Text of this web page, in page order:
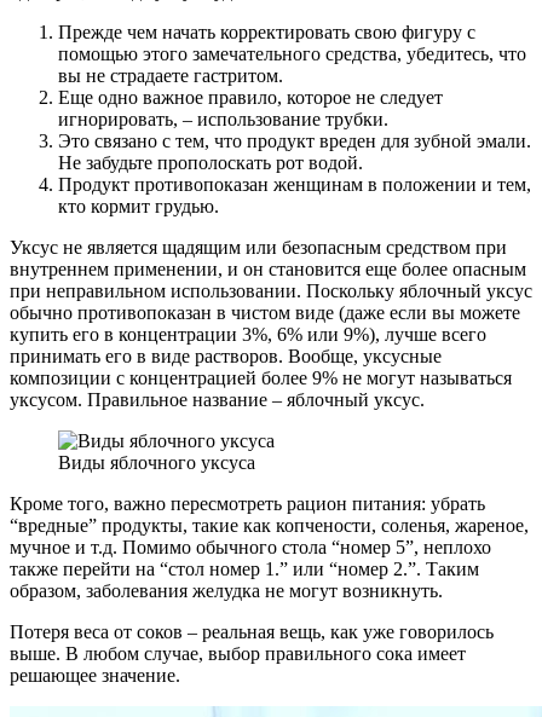
Прежде чем начать корректировать свою фигуру с
помощью этого замечательного средства, убедитесь, что
вы не страдаете гастритом.
Еще одно важное правило, которое не следует
игнорировать, – использование трубки.
Это связано с тем, что продукт вреден для зубной эмали.
Не забудьте прополоскать рот водой.
Продукт противопоказан женщинам в положении и тем,
кто кормит грудью.
Уксус не является щадящим или безопасным средством при
внутреннем применении, и он становится еще более опасным
при неправильном использовании. Поскольку яблочный уксус
обычно противопоказан в чистом виде (даже если вы можете
купить его в концентрации 3%, 6% или 9%), лучше всего
принимать его в виде растворов. Вообще, уксусные
композиции с концентрацией более 9% не могут называться
уксусом. Правильное название – яблочный уксус.
Виды яблочного уксуса
Кроме того, важно пересмотреть рацион питания: убрать
“вредные” продукты, такие как копчености, соленья, жареное,
мучное и т.д. Помимо обычного стола “номер 5”, неплохо
также перейти на “стол номер 1.” или “номер 2.”. Таким
образом, заболевания желудка не могут возникнуть.
Потеря веса от соков – реальная вещь, как уже говорилось
выше. В любом случае, выбор правильного сока имеет
решающее значение.